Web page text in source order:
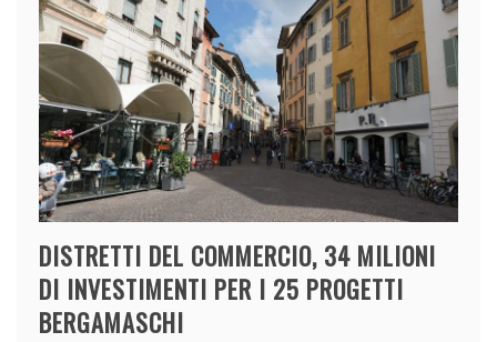
DISTRETTI DEL COMMERCIO, 34 MILIONI
DI INVESTIMENTI PER I 25 PROGETTI
BERGAMASCHI